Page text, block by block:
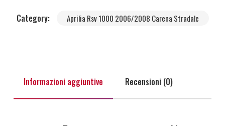
Category: Aprilia Rsv 1000 2006/2008 Carena Stradale
Informazioni aggiuntive Recensioni (0)